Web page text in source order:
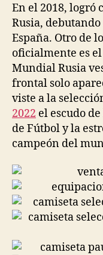
En el 2018, logró
Rusia,
España. Otro de
oficialmente es
Mundial Rusia
frontal solo
viste a la
2022 el escudo
de Fútbol y la
campeón del